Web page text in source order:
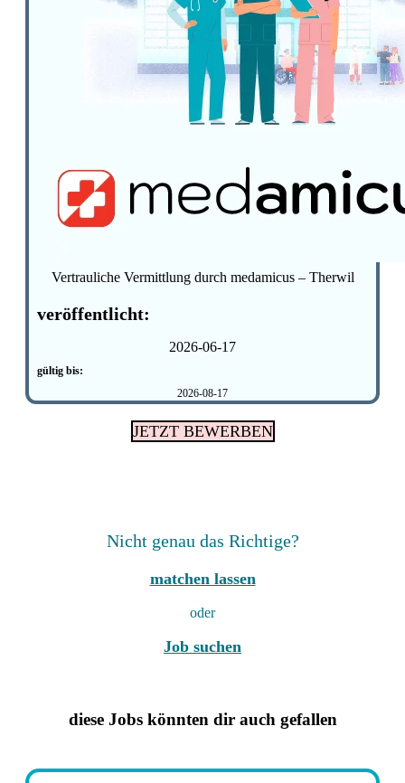
Vertrauliche Vermittlung durch medamicus – Therwil
veröffentlicht:
2026-06-17
gültig bis:
2026-08-17
JETZT BEWERBEN
Nicht genau das Richtige?
matchen lassen
oder
Job suchen
diese Jobs könnten dir auch gefallen